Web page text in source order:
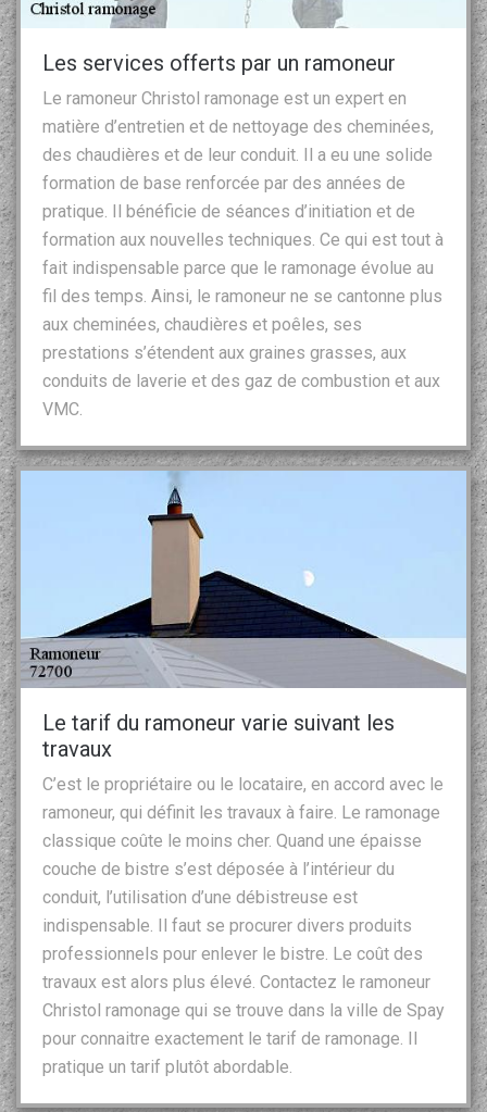
Les services offerts par un ramoneur
Le ramoneur Christol ramonage est un expert en
matière d’entretien et de nettoyage des cheminées,
des chaudières et de leur conduit. Il a eu une solide
formation de base renforcée par des années de
pratique. Il bénéficie de séances d’initiation et de
formation aux nouvelles techniques. Ce qui est tout à
fait indispensable parce que le ramonage évolue au
fil des temps. Ainsi, le ramoneur ne se cantonne plus
aux cheminées, chaudières et poêles, ses
prestations s’étendent aux graines grasses, aux
conduits de laverie et des gaz de combustion et aux
VMC.
Le tarif du ramoneur varie suivant les
travaux
C’est le propriétaire ou le locataire, en accord avec le
ramoneur, qui définit les travaux à faire. Le ramonage
classique coûte le moins cher. Quand une épaisse
couche de bistre s’est déposée à l’intérieur du
conduit, l’utilisation d’une débistreuse est
indispensable. Il faut se procurer divers produits
professionnels pour enlever le bistre. Le coût des
travaux est alors plus élevé. Contactez le ramoneur
Christol ramonage qui se trouve dans la ville de Spay
pour connaitre exactement le tarif de ramonage. Il
pratique un tarif plutôt abordable.